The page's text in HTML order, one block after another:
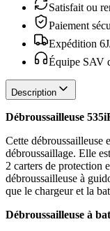
Satisfait ou
Paiement
Expédition
Équipe SAV
Description
Débroussailleuse
Cette débroussailleuse
débroussaillage. Elle
2 carters de protection
débroussailleuse à
que le chargeur et la
Débroussailleuse à